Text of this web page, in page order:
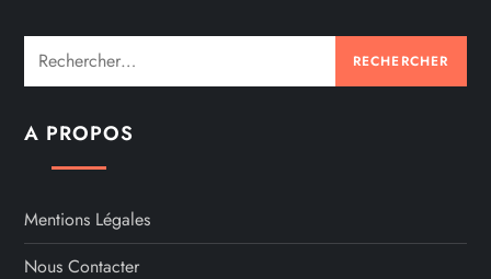
Rechercher :
A PROPOS
Mentions Légales
Nous Contacter